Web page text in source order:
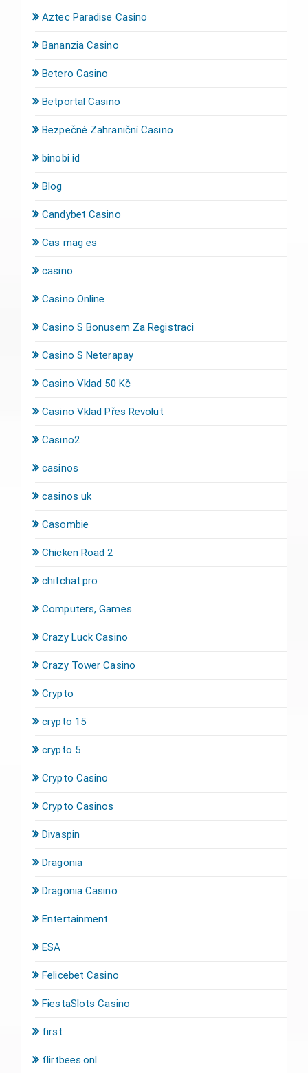
Aztec Paradise Casino
Bananzia Casino
Betero Casino
Betportal Casino
Bezpečné Zahraniční Casino
binobi id
Blog
Candybet Casino
Cas mag es
casino
Casino Online
Casino S Bonusem Za Registraci
Casino S Neterapay
Casino Vklad 50 Kč
Casino Vklad Přes Revolut
Casino2
casinos
casinos uk
Casombie
Chicken Road 2
chitchat.pro
Computers, Games
Crazy Luck Casino
Crazy Tower Сasino
Crypto
crypto 15
crypto 5
Crypto Casino
Crypto Casinos
Divaspin
Dragonia
Dragonia Casino
Entertainment
ESA
Felicebet Casino
FiestaSlots Casino
first
flirtbees.onl